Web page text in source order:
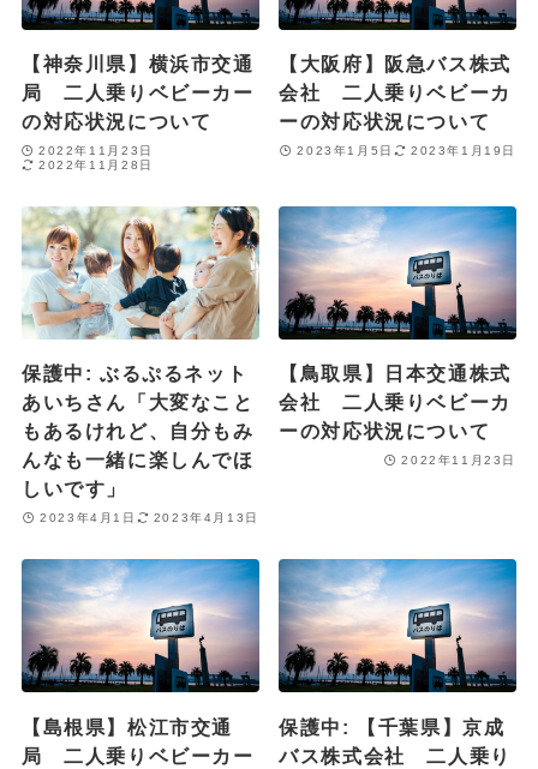
【神奈川県】横浜市交通
局 二人乗りベビーカー
の対応状況について
2022年11月23日
2022年11月28日
【大阪府】阪急バス株式
会社 二人乗りベビーカ
ーの対応状況について
2023年1月5日 2023年1月19日
保護中: ぶるぷるネット
あいちさん「大変なこと
もあるけれど、自分もみ
んなも一緒に楽しんでほ
しいです」
2023年4月1日 2023年4月13日
【鳥取県】日本交通株式
会社 二人乗りベビーカ
ーの対応状況について
2022年11月23日
【島根県】松江市交通
局 二人乗りベビーカー
保護中: 【千葉県】京成
バス株式会社 二人乗り